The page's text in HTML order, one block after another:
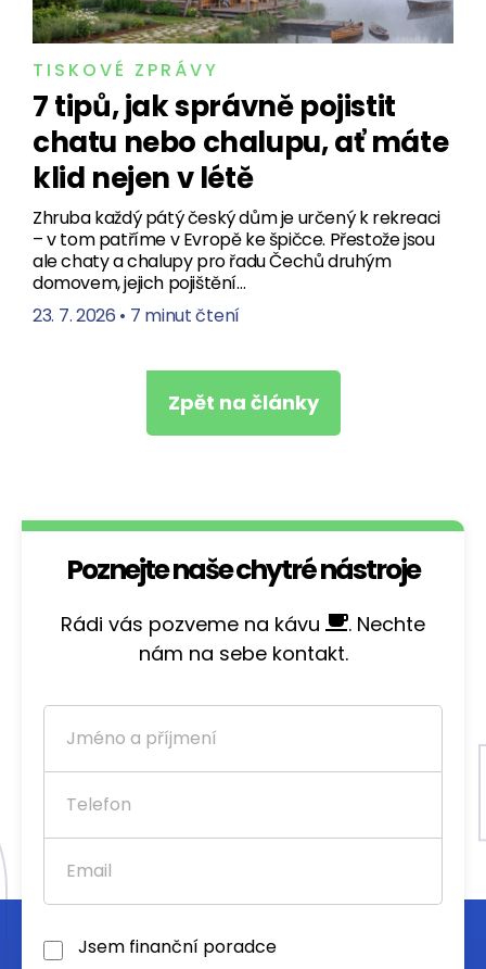
TISKOVÉ ZPRÁVY
7 tipů, jak správně pojistit
chatu nebo chalupu, ať máte
klid nejen v létě
Zhruba každý pátý český dům je určený k rekreaci
– v tom patříme v Evropě ke špičce. Přestože jsou
ale chaty a chalupy pro řadu Čechů druhým
domovem, jejich pojištění…
23. 7. 2026 • 7 minut čtení
Zpět na články
Poznejte naše chytré nástroje
Rádi vás pozveme na kávu
. Nechte
nám na sebe kontakt.
Jsem finanční poradce